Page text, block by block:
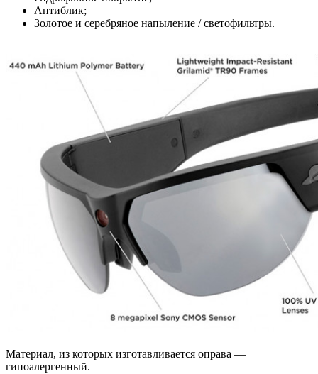
Антиблик;
Золотое и серебряное напыление / светофильтры.
Материал, из которых изготавливается оправа —
гипоалергенный.